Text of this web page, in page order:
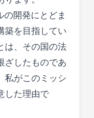
の開発にとどま
築を目指してい
は、その国の法
ざしたものであ
私がこのミッシ
した理由で